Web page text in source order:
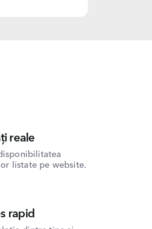
reale
listate pe website.
rapid